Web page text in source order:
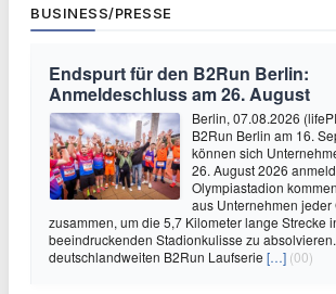
BUSINESS/PRESSE
Endspurt für den B2Run Berlin:
Anmeldeschluss am 26. August
Berlin, 07.08.2026
B2Run Berlin am 16.
können sich
26. August 2026
Olympiastadion
aus Unternehmen jeder
zusammen, um die 5,7 Kilometer lange Strecke
beeindruckenden Stadionkulisse zu
deutschlandweiten B2Run Laufserie […] (00)